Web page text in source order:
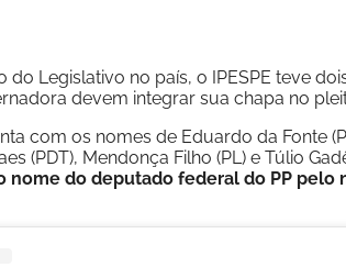
do Legislativo no país, o IPESPE teve
devem integrar sua chapa no
com os nomes de Eduardo da Fonte
(PDT), Mendonça Filho (PL) e Túlio
nome do deputado federal do PP